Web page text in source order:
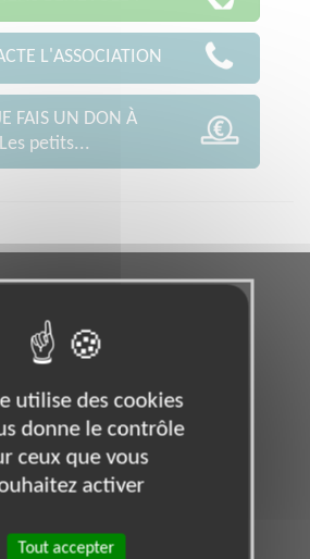
L'ASSOCIATION
FAIS UN DON À
Les petits...
utilise des cookies
donne le contrôle
ceux que vous
activer
Tout accepter